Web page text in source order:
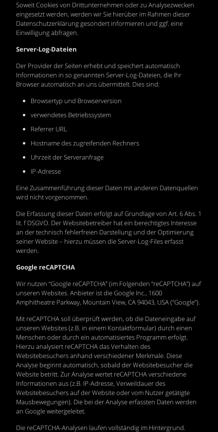
Soweit Cookies von Drittunternehmen oder zu Analysezwecken
eingesetzt werden, werden wir Sie hierüber im Rahmen dieser
Datenschutzerklärung gesondert informieren und ggf. eine
Einwilligung abfragen.
Server-Log-Dateien
Der Provider der Seiten erhebt und speichert automatisch
Informationen in so genannten Server-Log-Dateien, die Ihr
Browser automatisch an uns übermittelt. Dies sind:
Browsertyp und Browserversion
verwendetes Betriebssystem
Referrer URL
Hostname des zugreifenden Rechners
Uhrzeit der Serveranfrage
IP-Adresse
Eine Zusammenführung dieser Daten mit anderen Datenquellen
wird nicht vorgenommen.
Die Erfassung dieser Daten erfolgt auf Grundlage von Art. 6 Abs. 1
lit. f DSGVO. Der Websitebetreiber hat ein berechtigtes Interesse
an der technisch fehlerfreien Darstellung und der Optimierung
seiner Website – hierzu müssen die Server-Log-Files erfasst
werden.
Google reCAPTCHA
Wir nutzen “Google reCAPTCHA” (im Folgenden “reCAPTCHA”) auf
unseren Websites. Anbieter ist die Google Inc., 1600
Amphitheatre Parkway, Mountain View, CA 94043, USA (“Google”).
Mit reCAPTCHA soll überprüft werden, ob die Dateneingabe auf
unseren Websites (z.B. in einem Kontaktformular) durch einen
Menschen oder durch ein automatisiertes Programm erfolgt.
Hierzu analysiert reCAPTCHA das Verhalten des
Websitebesuchers anhand verschiedener Merkmale. Diese
Analyse beginnt automatisch, sobald der Websitebesucher die
Website betritt. Zur Analyse wertet reCAPTCHA verschiedene
Informationen aus (z.B. IP-Adresse, Verweildauer des
Websitebesuchers auf der Website oder vom Nutzer getätigte
Mausbewegungen). Die bei der Analyse erfassten Daten werden
an Google weitergeleitet.
Die reCAPTCHA-Analysen laufen vollständig im Hintergrund.